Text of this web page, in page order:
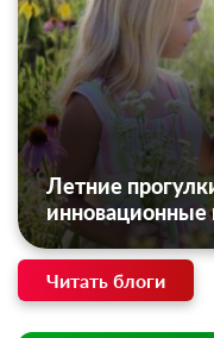
Летние
инновационные
Читать блоги